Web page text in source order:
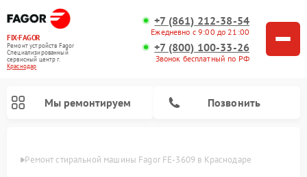
FIX-FAGOR
Ремонт устройств Fagor
Специализированный
cервисный центр г.
Краснодар
+7 (861) 212-38-54
Ежедневно с 9:00 до 21:00
+7 (800) 100-33-26
Звонок бесплатный по РФ
Мы ремонтируем Позвонить
Ремонт стиральной машины Fagor FE-3609 в Краснодаре